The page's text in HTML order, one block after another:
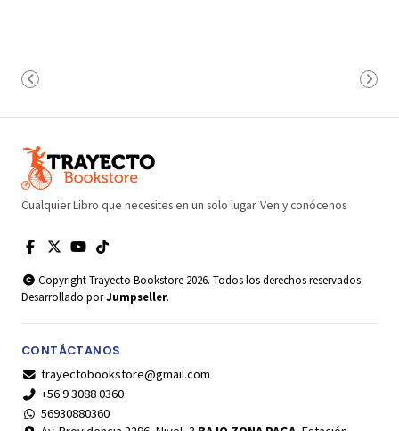
Cualquier Libro que necesites en un solo lugar. Ven y conócenos
Copyright Trayecto Bookstore 2026. Todos los derechos reservados.
Desarrollado porJumpseller.
CONTÁCTANOS
trayectobookstore@gmail.com
+56 9 3088 0360
56930880360